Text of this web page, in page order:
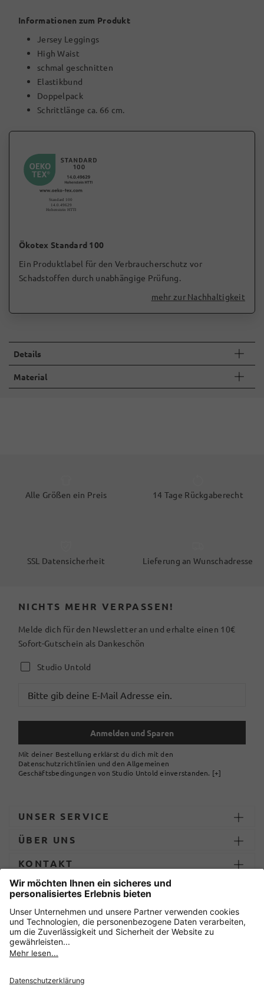
Informationen zum Produkt
Jersey Leggings
High Waist
schmal geschnitten
Elastikbund
Doppelpack
Schrittlänge ca. 66 cm.
Ökotex Standard 100
Ein Produktlabel für den Verbraucherschutz vor
Schadstoffen durch unabhängige Prüfung.
mehr zur Nachhaltigkeit
Details
Material
Alle Größen ein Preis 14 Tage Rückgaberecht
SSL Datensicherheit Lieferung an Wunschadresse
NICHTS MEHR VERPASSEN!
Melde dich für den Newsletter an und erhalte einen 10€
Sofort-Gutschein als Dankeschön
Studio Untold
Anmelden und Sparen
Mit deiner Bestellung erklärst du dich mit den
Datenschutzrichtlinien und den Allgemeinen
Geschäftsbedingungen von Studio Untold einverstanden. [+]
UNSER SERVICE
ÜBER UNS
KONTAKT
ZAHLUNG UND LIEFERUNG
Sicher einkaufen mit